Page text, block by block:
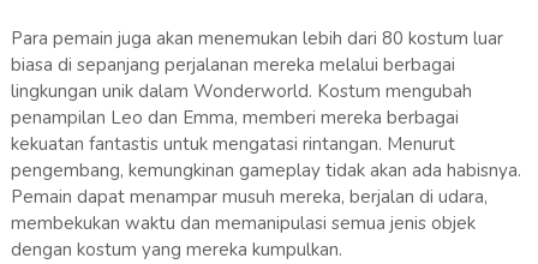
Para pemain juga akan menemukan lebih dari 80 kostum luar
biasa di sepanjang perjalanan mereka melalui berbagai
lingkungan unik dalam Wonderworld. Kostum mengubah
penampilan Leo dan Emma, ​​memberi mereka berbagai
kekuatan fantastis untuk mengatasi rintangan. Menurut
pengembang, kemungkinan gameplay tidak akan ada habisnya.
Pemain dapat menampar musuh mereka, berjalan di udara,
membekukan waktu dan memanipulasi semua jenis objek
dengan kostum yang mereka kumpulkan.